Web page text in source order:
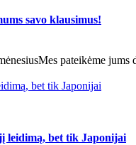
savo klausimus!
pateikėme
bet tik Japonijai
leidimą, bet tik Japonijai